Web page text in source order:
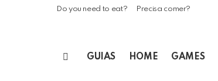
Do you need to eat? Precisa comer?
GUIAS HOME GAMES